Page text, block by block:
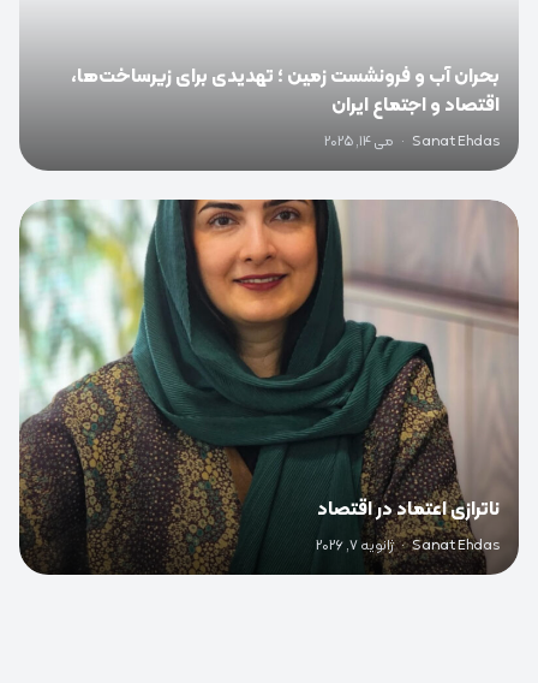
بحران آب و فرونشست زمین ؛ تهدیدی برای زیرساخت‌ها،
اقتصاد و اجتماع ایران
Sanat Ehdas
· می 14, 2025
ناترازی اعتماد در اقتصاد
Sanat Ehdas
· ژانویه 7, 2026